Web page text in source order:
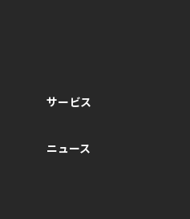
サービス
ニュース